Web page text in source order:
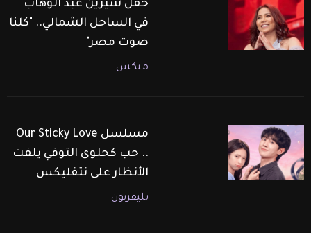
حفل شيرين عبد الوهاب
في الساحل الشمالي.. "كلنا
صوت مصر"
ميكس
مسلسل Our Sticky Love
.. حب كحلوى التوفي يلفت
الأنظار على نتفليكس
تليفزيون